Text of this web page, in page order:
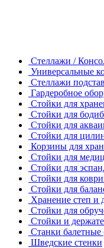
Стеллажи /
Универсальные
Стеллажи
Гардеробное
Стойки для
Стойки для
Стойки для
Стойки для
Корзины для
Стойки для
Стойки для
Стойки для
Стойки для
Хранение степ и
Стойки для
Стойки и
Станки балетные
Шведские стенки